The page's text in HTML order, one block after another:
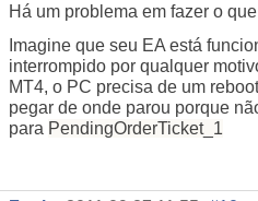
Há um problema em fazer o
Imagine que seu EA está
interrompido por qualquer
MT4, o PC precisa de um
pegar de onde parou porque
para PendingOrderTicket_1